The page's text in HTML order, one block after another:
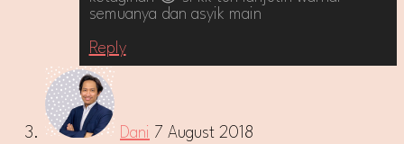
semuanya dan asyik main
Reply
Dani 7 August 2018